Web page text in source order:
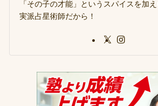
「その子の才能」というスパイスを加
実派占星術師だから！